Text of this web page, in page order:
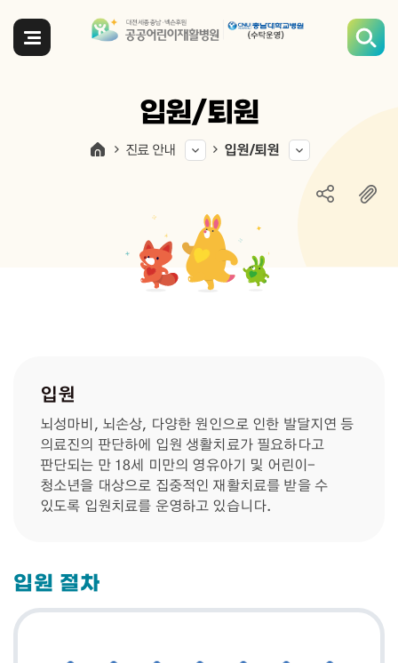
전체메뉴
입원/퇴원
진료 안내 입원/퇴원
입원
뇌성마비, 뇌손상, 다양한 원인으로 인한 발달지연 등
의료진의 판단하에 입원 생활치료가 필요하다고
판단되는 만 18세 미만의 영유아기 및 어린이-
청소년을 대상으로 집중적인 재활치료를 받을 수
있도록 입원치료를 운영하고 있습니다.
입원 절차